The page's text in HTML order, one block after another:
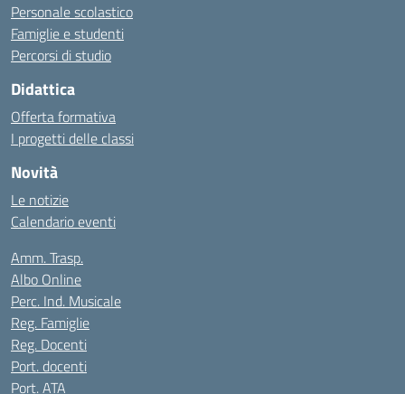
Personale scolastico
Famiglie e studenti
Percorsi di studio
Didattica
Offerta formativa
I progetti delle classi
Novità
Le notizie
Calendario eventi
Amm. Trasp.
Albo Online
Perc. Ind. Musicale
Reg. Famiglie
Reg. Docenti
Port. docenti
Port. ATA